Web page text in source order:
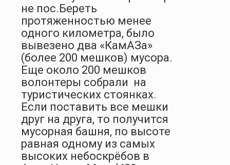
не пос.Береть
протяженностью менее
одного километра, было
вывезено два «КамАЗа»
(более 200 мешков) мусора.
Еще около 200 мешков
волонтеры собрали на
туристических стоянках.
Если поставить все мешки
друг на друга, то получится
мусорная башня, по высоте
равная одному из самых
высоких небоскрёбов в